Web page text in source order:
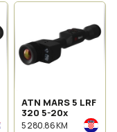
ATN MARS 5 LRF
320 5-20x
5 280.86 KM